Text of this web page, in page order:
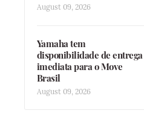
August 09, 2026
Yamaha tem
disponibilidade de entrega
imediata para o Move
Brasil
August 09, 2026